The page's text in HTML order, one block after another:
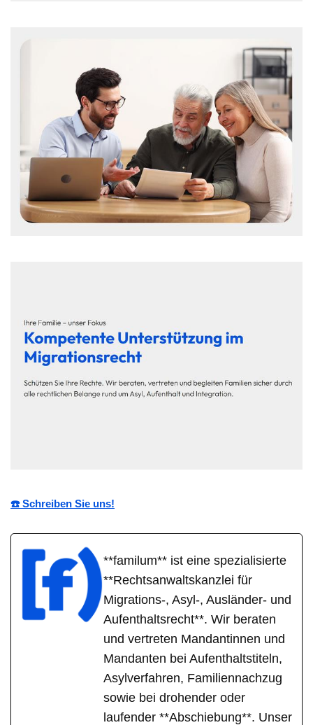
☎️ Schreiben Sie uns!
**familum** ist eine spezialisierte
**Rechtsanwaltskanzlei für
Migrations-, Asyl-, Ausländer- und
Aufenthaltsrecht**. Wir beraten
und vertreten Mandantinnen und
Mandanten bei Aufenthaltstiteln,
Asylverfahren, Familiennachzug
sowie bei drohender oder
laufender **Abschiebung**. Unser